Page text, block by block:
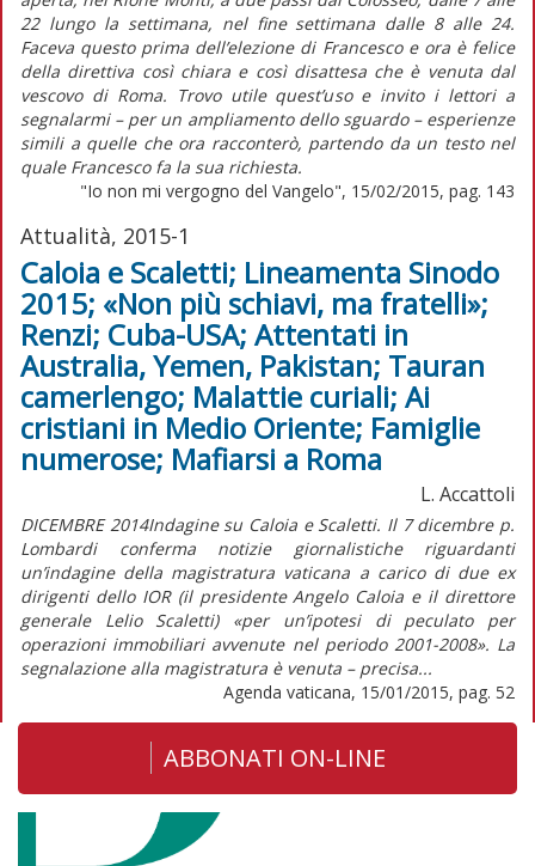
22 lungo la settimana, nel fine settimana dalle 8 alle 24.
Faceva questo prima dell’elezione di Francesco e ora è felice
della direttiva così chiara e così disattesa che è venuta dal
vescovo di Roma. Trovo utile quest’uso e invito i lettori a
segnalarmi – per un ampliamento dello sguardo – esperienze
simili a quelle che ora racconterò, partendo da un testo nel
quale Francesco fa la sua richiesta.
"Io non mi vergogno del Vangelo", 15/02/2015, pag. 143
Attualità, 2015-1
Caloia e Scaletti; Lineamenta Sinodo
2015; «Non più schiavi, ma fratelli»;
Renzi; Cuba-USA; Attentati in
Australia, Yemen, Pakistan; Tauran
camerlengo; Malattie curiali; Ai
cristiani in Medio Oriente; Famiglie
numerose; Mafiarsi a Roma
L. Accattoli
DICEMBRE 2014Indagine su Caloia e Scaletti. Il 7 dicembre p.
Lombardi conferma notizie giornalistiche riguardanti
un’indagine della magistratura vaticana a carico di due ex
dirigenti dello IOR (il presidente Angelo Caloia e il direttore
generale Lelio Scaletti) «per un’ipotesi di peculato per
operazioni immobiliari avvenute nel periodo 2001-2008». La
segnalazione alla magistratura è venuta – precisa...
Agenda vaticana, 15/01/2015, pag. 52
ABBONATI ON-LINE